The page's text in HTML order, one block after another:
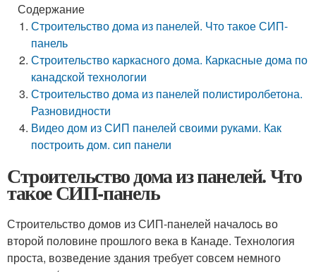
Содержание
Строительство дома из панелей. Что такое СИП-
панель
Строительство каркасного дома. Каркасные дома по
канадской технологии
Строительство дома из панелей полистиролбетона.
Разновидности
Видео дом из СИП панелей своими руками. Как
построить дом. сип панели
Строительство дома из панелей. Что
такое СИП-панель
Строительство домов из СИП-панелей началось во
второй половине прошлого века в Канаде. Технология
проста, возведение здания требует совсем немного